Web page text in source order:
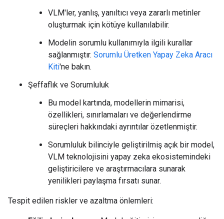
VLM'ler, yanlış, yanıltıcı veya zararlı metinler
oluşturmak için kötüye kullanılabilir.
Modelin sorumlu kullanımıyla ilgili kurallar
sağlanmıştır. Sorumlu Üretken Yapay Zeka Aracı
Kiti'ne bakın.
Şeffaflık ve Sorumluluk
Bu model kartında, modellerin mimarisi,
özellikleri, sınırlamaları ve değerlendirme
süreçleri hakkındaki ayrıntılar özetlenmiştir.
Sorumluluk bilinciyle geliştirilmiş açık bir model,
VLM teknolojisini yapay zeka ekosistemindeki
geliştiricilere ve araştırmacılara sunarak
yenilikleri paylaşma fırsatı sunar.
Tespit edilen riskler ve azaltma önlemleri: